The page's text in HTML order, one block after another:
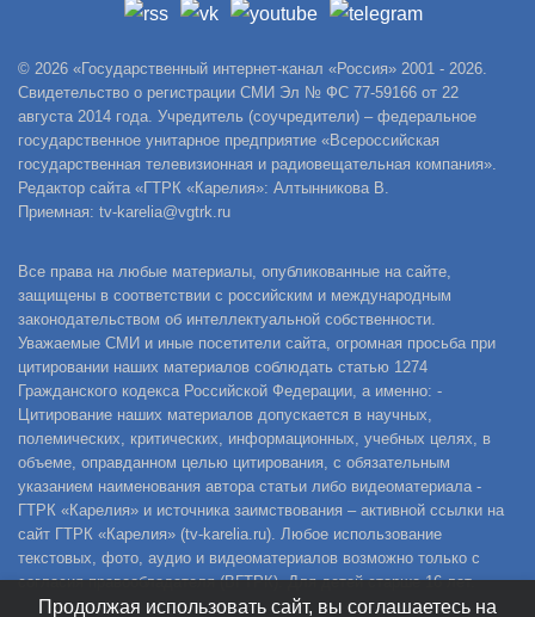
© 2026 «Государственный интернет-канал «Россия» 2001 - 2026.
Свидетельство о регистрации СМИ Эл № ФС 77-59166 от 22
августа 2014 года. Учредитель (соучредители) – федеральное
государственное унитарное предприятие «Всероссийская
государственная телевизионная и радиовещательная компания».
Редактор сайта «ГТРК «Карелия»: Алтынникова В.
Приемная: tv-karelia@vgtrk.ru
Все права на любые материалы, опубликованные на сайте,
защищены в соответствии с российским и международным
законодательством об интеллектуальной собственности.
Уважаемые СМИ и иные посетители сайта, огромная просьба при
цитировании наших материалов соблюдать статью 1274
Гражданского кодекса Российской Федерации, а именно: -
Цитирование наших материалов допускается в научных,
полемических, критических, информационных, учебных целях, в
объеме, оправданном целью цитирования, с обязательным
указанием наименования автора статьи либо видеоматериала -
ГТРК «Карелия» и источника заимствования – активной ссылки на
сайт ГТРК «Карелия» (tv-karelia.ru). Любое использование
текстовых, фото, аудио и видеоматериалов возможно только с
согласия правообладателя (ВГТРК). Для детей старше 16 лет.
Продолжая использовать сайт, вы соглашаетесь на